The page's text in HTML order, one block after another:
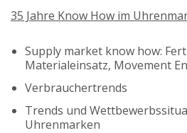
35 Jahre Know How im
Supply market know how:
Materialeinsatz, Movement
Verbrauchertrends
Trends und
Uhrenmarken